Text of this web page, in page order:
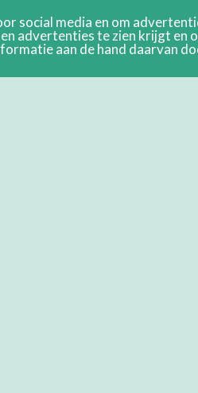
social media en om
advertenties te zien krijgt en
aan de hand daarvan